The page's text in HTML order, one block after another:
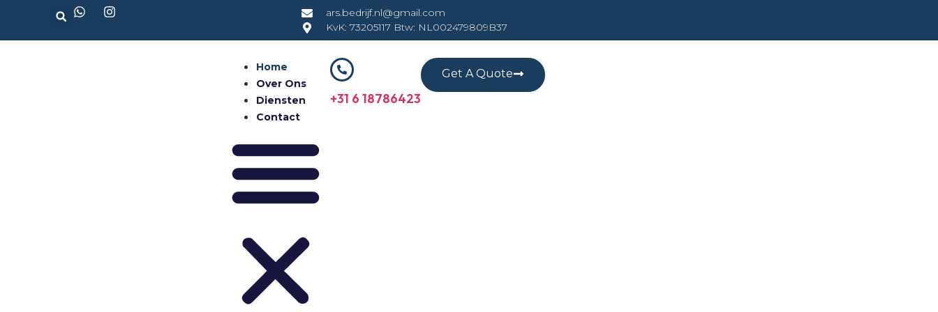
ars.bedrijf.nl@gmail.com
KvK: 73205117 Btw: NL002479809B37
Home
Over Ons
Diensten
Contact
+31 6 18786423
Get A Quote